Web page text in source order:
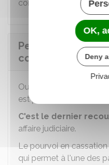
conseil de
Peut-on
cour d'appel ?
Oui, après le jugement
est possible de former
C'est le dernier
affaire judiciaire.
Le pourvoi en
qui permet à l'une des
OK,
Deny